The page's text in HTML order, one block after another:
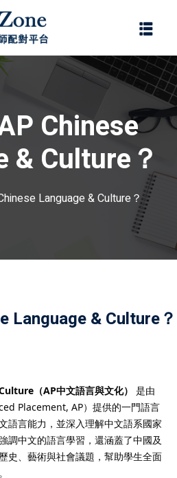
Chinese
& Culture？
Language & Culture？
Language & Culture？
（AP中文語言與文化）
是由
Placement, AP）提供的一門語言
語言能力，並深入理解中文語系國家
調中文的語言學習，還涵蓋了中國及
史、藝術與社會議題，幫助學生全面
忘記密碼?